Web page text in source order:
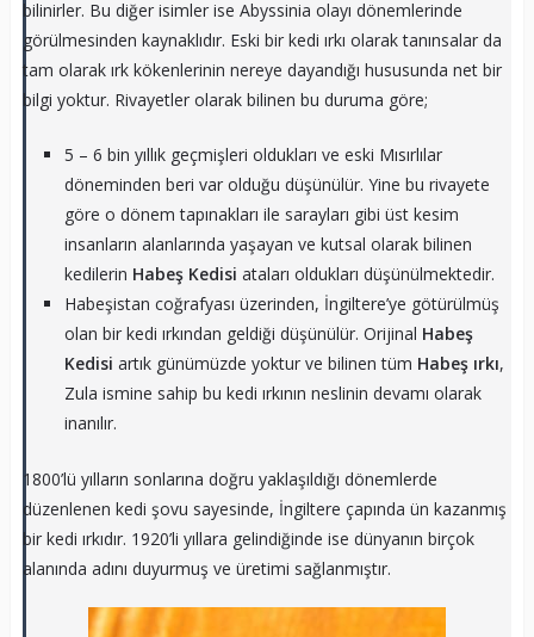
bilinirler. Bu diğer isimler ise Abyssinia olayı dönemlerinde
görülmesinden kaynaklıdır. Eski bir kedi ırkı olarak tanınsalar da
tam olarak ırk kökenlerinin nereye dayandığı hususunda net bir
bilgi yoktur. Rivayetler olarak bilinen bu duruma göre;
5 – 6 bin yıllık geçmişleri oldukları ve eski Mısırlılar
döneminden beri var olduğu düşünülür. Yine bu rivayete
göre o dönem tapınakları ile sarayları gibi üst kesim
insanların alanlarında yaşayan ve kutsal olarak bilinen
kedilerin Habeş Kedisi ataları oldukları düşünülmektedir.
Habeşistan coğrafyası üzerinden, İngiltere’ye götürülmüş
olan bir kedi ırkından geldiği düşünülür. Orijinal Habeş
Kedisi artık günümüzde yoktur ve bilinen tüm Habeş ırkı,
Zula ismine sahip bu kedi ırkının neslinin devamı olarak
inanılır.
1800’lü yılların sonlarına doğru yaklaşıldığı dönemlerde
düzenlenen kedi şovu sayesinde, İngiltere çapında ün kazanmış
bir kedi ırkıdır. 1920’li yıllara gelindiğinde ise dünyanın birçok
alanında adını duyurmuş ve üretimi sağlanmıştır.